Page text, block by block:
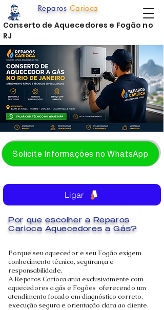
Solicite Informações no WhatsApp
Porque seu aquecedor e seu Fogão exigem
conhecimento técnico, segurança e
responsabilidade.
A Reparos Carioca atua exclusivamente com
aquecedores a gás e Fogões oferecendo um
atendimento focado em diagnóstico correto,
execução segura e orientação clara ao cliente.
Reparos Carioca
Por que escolher a Reparos
Carioca Aquecedores a Gás?
Ligar
Conserto de Aquecedores e Fogão no
RJ